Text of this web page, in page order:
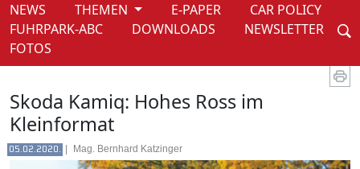
NEWS THEMEN E-PAPER
CAR POLICY
FUHRPARK-ABC
DOWNLOADS
NEWSLETTER
FOTOS
Weiter
News
Skoda Kamiq: Hohes Ross im
Kleinformat
05.02.2020. Mag. Bernhard Katzinger